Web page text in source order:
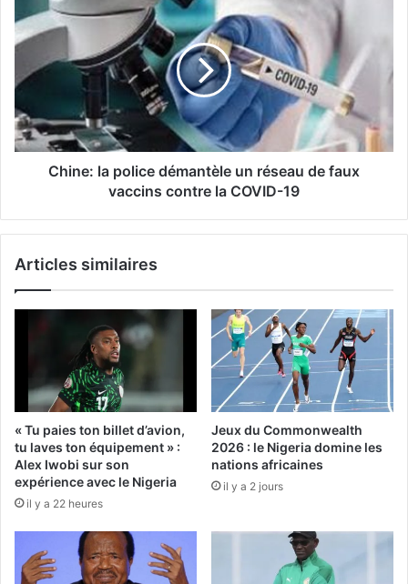
Chine: la police démantèle un réseau de faux
vaccins contre la COVID-19
Articles similaires
« Tu paies ton billet d’avion,
tu laves ton équipement » :
Alex Iwobi sur son
expérience avec le Nigeria
il y a 22 heures
Jeux du Commonwealth
2026 : le Nigeria domine les
nations africaines
il y a 2 jours